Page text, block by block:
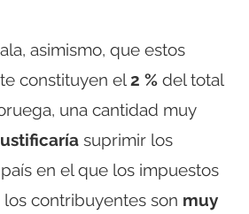
asimismo, que estos
constituyen el2 % del total
una cantidad muy
suprimir los
en el que los impuestos
contribuyentes son muy